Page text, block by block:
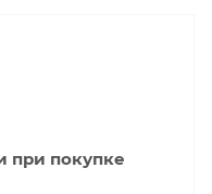
при покупке